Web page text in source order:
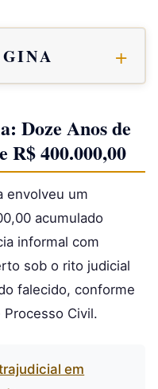
Doze Anos de
R$ 400.000,00
envolveu um
acumulado
informal com
sob o rito judicial
falecido, conforme
Civil.
em